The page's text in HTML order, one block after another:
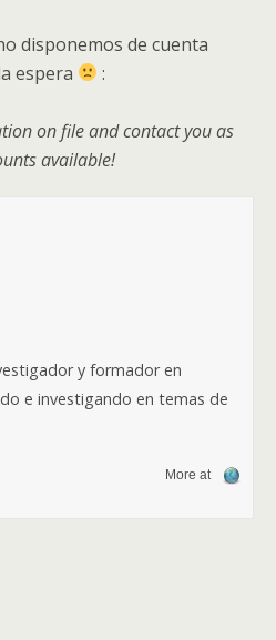
disponemos de cuenta
espera
:
on file and contact you as
available!
y formador en
e investigando en temas de
More at